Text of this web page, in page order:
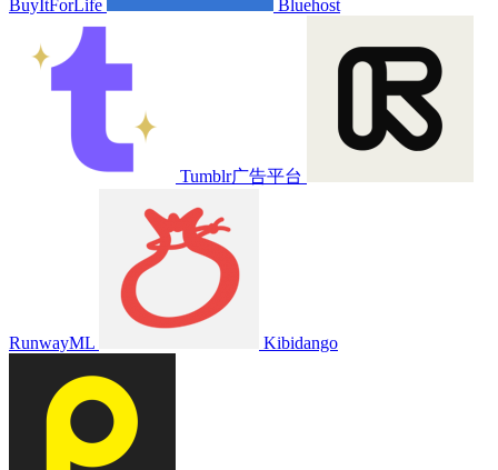
BuyItForLife Bluehost
Tumblr广告平台
RunwayML Kibidango